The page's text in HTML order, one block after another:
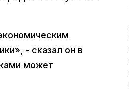
- сказал он в
может